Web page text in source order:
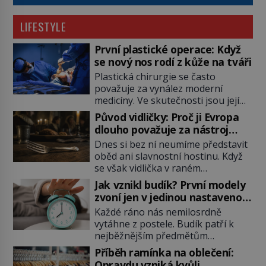
LIFESTYLE
První plastické operace: Když
se nový nos rodí z kůže na tváři
Plastická chirurgie se často
považuje za vynález moderní
medicíny. Ve skutečnosti jsou její
kořeny staré více než dva a půl
tisíce let. V dobách, kdy ještě
neexistují antibiotika ani anestezie,
se odvážní lékaři pokoušejí vracet
lidem tváře znetvořené válkou,
tresty nebo nehodami. Jejich
metody jsou překvapivě
promyšlené a některé principy
používají chirurgové dodnes. Úplně
první […]
Původ vidličky: Proč ji Evropa
dlouho považuje za nástroj
samotného satana?
Dnes si bez ní neumíme představit
oběd ani slavnostní hostinu. Když
se však vidlička v raném
středověku objevuje na evropských
stolech, vzbuzuje pohoršení,
posměch i strach. Mnozí duchovní ji
označují za projev pýchy a
zbytečného přepychu, někteří
dokonce za nástroj ďábla. Trvá
téměř sedm století, než se z
opovrhovaného předmětu stává
Jak vznikl budík? První modely
zvoní jen v jedinou nastavenou
hodinu
Každé ráno nás nemilosrdně
vytáhne z postele. Budík patří k
nejběžnějším předmětům
domácnosti, jeho cesta k dnešní
podobě je ale překvapivě dlouhá.
Příběh ramínka na oblečení: